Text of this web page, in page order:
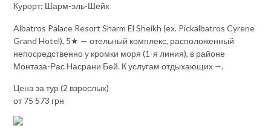
Курорт: Шарм-эль-Шейх
Albatros Palace Resort Sharm El Sheikh (ex. Pickalbatros Cyrene
Grand Hotel), 5★ — отельный комплекс, расположенный
непосредственно у кромки моря (1-я линия), в районе
Монтаза-Рас Насрани Бей. К услугам отдыхающих —.
Цена за тур (2 взрослых)
от 75 573 грн